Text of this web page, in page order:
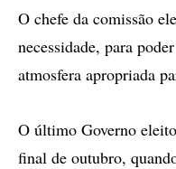
O chefe da comissão
necessidade, para
atmosfera apropriada
O último Governo
final de outubro,